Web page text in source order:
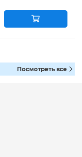
Посмотреть все